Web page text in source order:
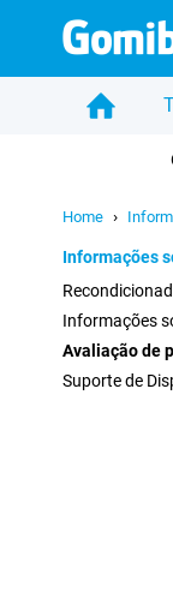
Home
Informações
Informações
Avaliação de
Suporte de